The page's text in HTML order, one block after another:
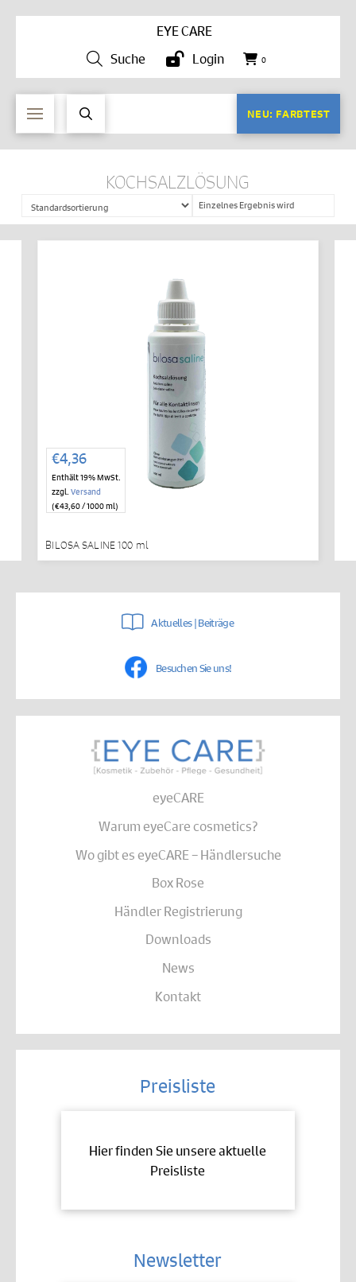
EYE CARE
Suche
Login 0
NEU: FARBTEST
KOCHSALZLÖSUNG
Einzelnes Ergebnis wird
angezeigt
€4,36
Enthält 19% MwSt.
zzgl. Versand
(€43,60/ 1000 ml)
IN DEN WARENKORB
BILOSA SALINE 100 ml
Aktuelles | Beiträge
Besuchen Sie uns!
eyeCARE
Warum eyeCare cosmetics?
Wo gibt es eyeCARE – Händlersuche
Box Rose
Händler Registrierung
Downloads
News
Kontakt
Preisliste
Hier finden Sie unsere aktuelle
Preisliste
Newsletter